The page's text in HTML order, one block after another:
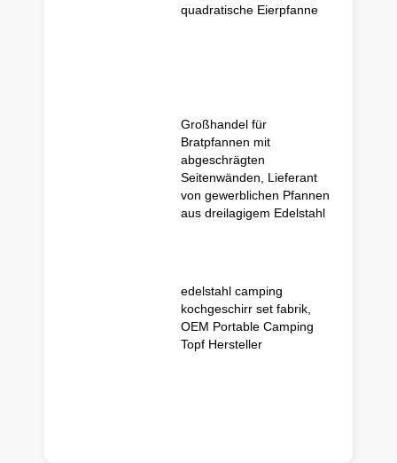
quadratische Eierpfanne
Großhandel für
Bratpfannen mit
abgeschrägten
Seitenwänden, Lieferant
von gewerblichen Pfannen
aus dreilagigem Edelstahl
edelstahl camping
kochgeschirr set fabrik,
OEM Portable Camping
Topf Hersteller